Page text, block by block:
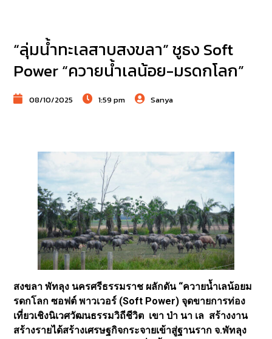
“ลุ่มน้ำทะเลสาบสงขลา” ชูธง Soft
Power “ควายน้ำเลน้อย-มรดกโลก”
08/10/2025 1:59 pm Sanya
สงขลา พัทลุง นครศรีธรรมราช ผลักดัน “ควายน้ำเลน้อยม
รดกโลก ซอฟต์ พาวเวอร์ (Soft Power) จุดขายการท่อง
เที่ยวเชิงนิเวศวัฒนธรรมวิถีชีวิต เขา ป่า นา เล สร้างงาน
สร้างรายได้สร้างเศรษฐกิจกระจายเข้าสู่ฐานราก จ.พัทลุง